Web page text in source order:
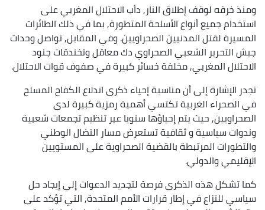
ومنذ خرقه لوقف إطلاق النار, دأب الاحتلال المغربي على
استخدام جميع أنواع الأسلحة المتطورة, بما في ذلك الطائرات
المسيرة لقتل المدنيين الصحراويين. وفي المقابل, تواصل وحدات
جيش التحرير الشعبي الصحراوي دك معاقل وتخندقات جنود
الاحتلال المغربي, مخلفة خسائر كبيرة في صفوف قوات الاحتلال.
تجدر الإشارة إلى أن مناسبة إحياء ذكرى اندلاع الكفاح المسلح
في الصحراء الغربية تكتسي أهمية رمزية كبيرة لدى
الصحراويين, حيث يتم إحياؤها سنويا عبر تنظيم تجمعات شعبية
وندوات سياسية و ثقافية تستعرض مسار النضال الوطني
والتطورات المرتبطة بالقضية الصحراوية على المستويين
الإقليمي والدولي.
كما تشكل هذه الذكرى فرصة لتجديد الدعوات إلى إيجاد حل
سياسي للنزاع في إطار قرارات الأمم المتحدة, التي تؤكد على